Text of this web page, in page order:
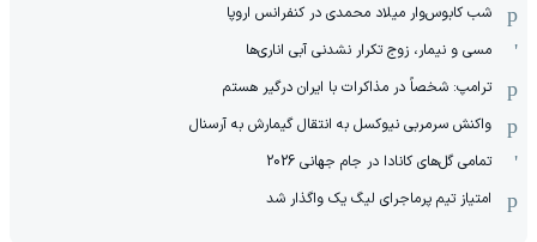
شب کابوس‌وار میلاد محمدی در کنفرانس اروپا
مسی و نیمار، زوج تکرار نشدنی آبی اناری‌ها
ترامپ: شخصاً در مذاکرات با ایران درگیر هستم
واکنش سرمربی نیوکسل به انتقال گیمارش به آرسنال
تمامی گل‌های کانادا در جام جهانی 2026
امتیاز تیم پرماجرای لیگ یک واگذار شد